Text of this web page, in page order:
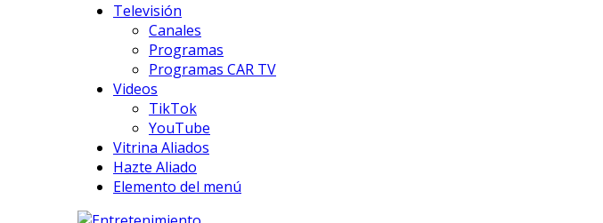
Televisión
Canales
Programas
Programas CAR TV
Videos
TikTok
YouTube
Vitrina Aliados
Hazte Aliado
Elemento del menú